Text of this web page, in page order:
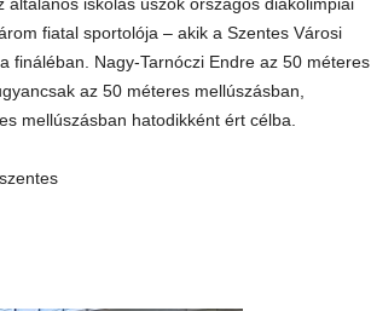
fiatal sportolója – akik a Szentes Városi
fináléban. Nagy-Tarnóczi Endre az 50 méteres
az 50 méteres mellúszásban,
mellúszásban hatodikként ért célba.